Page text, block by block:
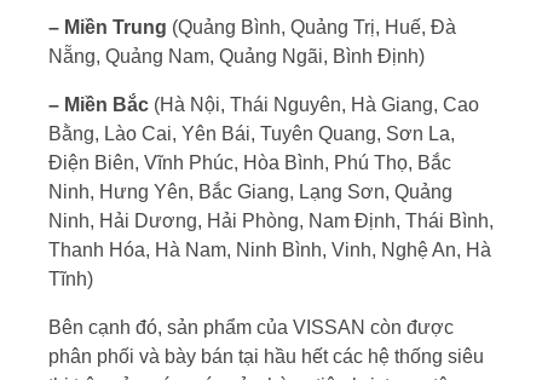
– Miền Trung (Quảng Bình, Quảng Trị, Huế, Đà
Nẵng, Quảng Nam, Quảng Ngãi, Bình Định)
– Miền Bắc (Hà Nội, Thái Nguyên, Hà Giang, Cao
Bằng, Lào Cai, Yên Bái, Tuyên Quang, Sơn La,
Điện Biên, Vĩnh Phúc, Hòa Bình, Phú Thọ, Bắc
Ninh, Hưng Yên, Bắc Giang, Lạng Sơn, Quảng
Ninh, Hải Dương, Hải Phòng, Nam Định, Thái Bình,
Thanh Hóa, Hà Nam, Ninh Bình, Vinh, Nghệ An, Hà
Tĩnh)
Bên cạnh đó, sản phẩm của VISSAN còn được
phân phối và bày bán tại hầu hết các hệ thống siêu